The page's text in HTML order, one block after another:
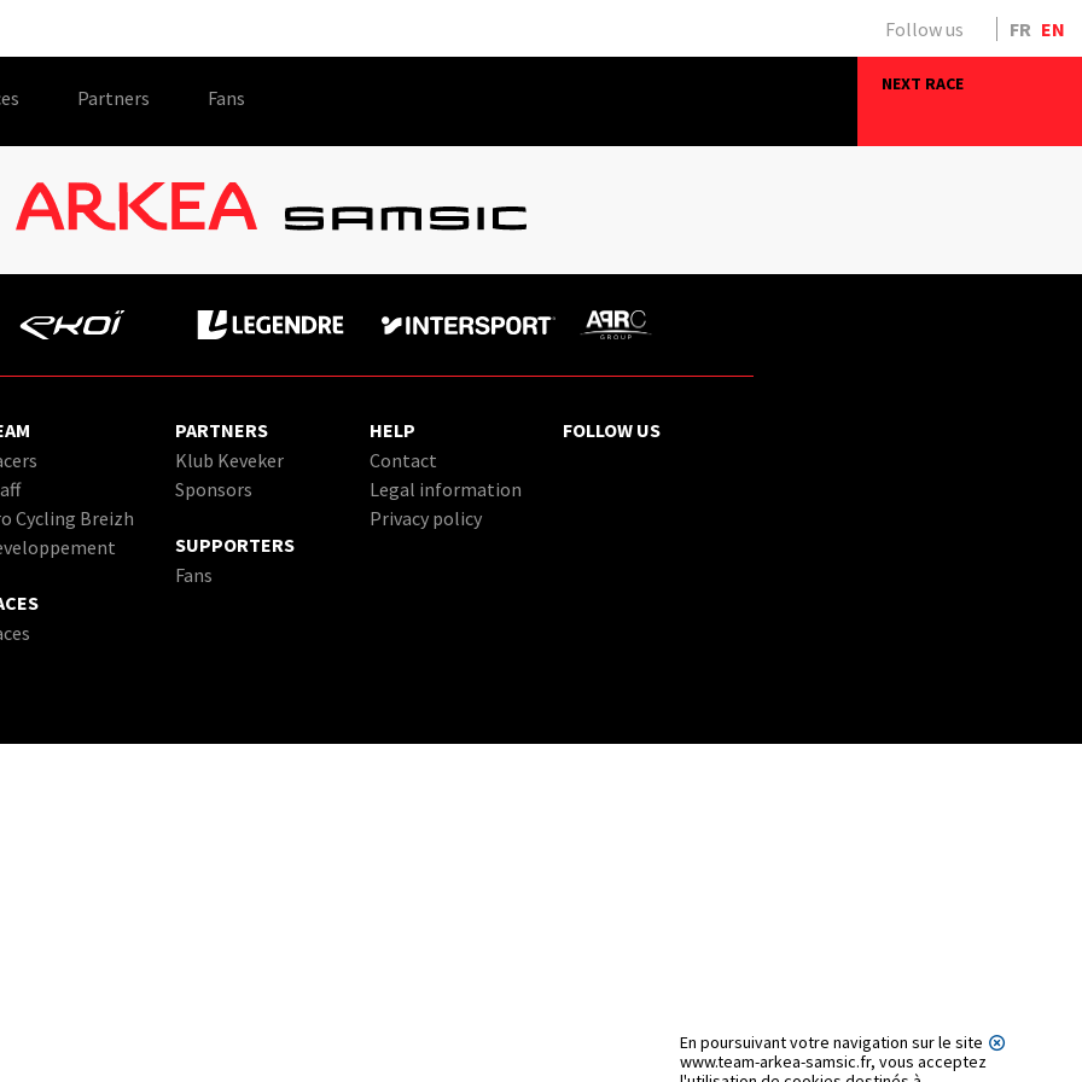
En poursuivant votre navigation sur le site
www.team-arkea-samsic.fr, vous acceptez
Follow us FR EN
Partners Fans
NEXT RACE
Cycling Breizh
PARTNERS
Klub Keveker
Sponsors
SUPPORTERS
Fans
HELP
Contact
Legal information
Privacy policy
FOLLOW US